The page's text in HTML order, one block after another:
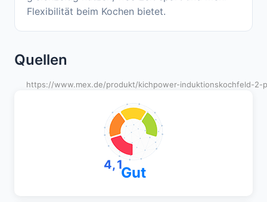
Flexibilität beim Kochen bietet.
Quellen
https://www.mex.de/produkt/kichpower-induktionskochfeld-2-
4,1Gut